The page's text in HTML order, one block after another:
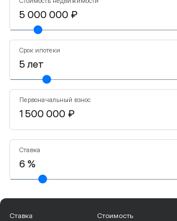
Срок ипотеки
Первоначальный взнос
Ставка
Ставка Стоимость